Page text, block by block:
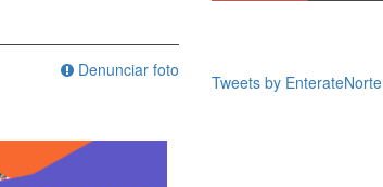
Denunciar foto
Tweets by EnterateNorte